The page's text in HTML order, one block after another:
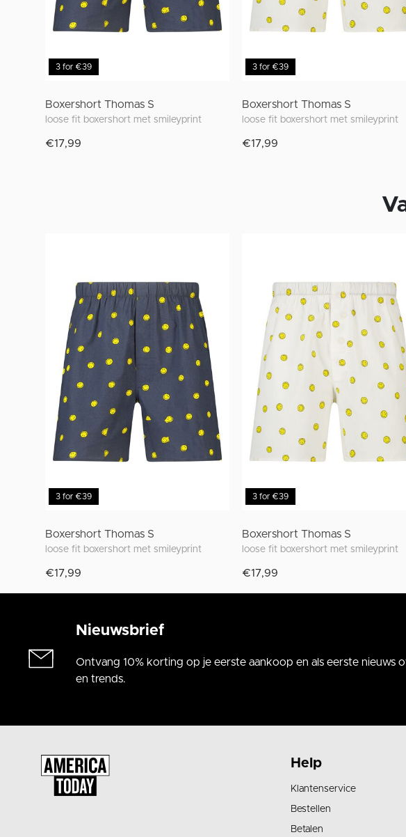
3 for €39
Boxershort Thomas S
loose fit boxershort met smileyprint
€17,99
3 for €39
Boxershort Thomas S
loose fit boxershort met smileyprint
€17,99
3 for €39
Boxershort Thomas S
loose fit boxershort met smileyprint
€17,99
3 for €39
Boxershort Thomas S
loose fit boxershort met smileyprint
€17,99
Nieuwsbrief
Ontvang 10% korting op je eerste aankoop en als eerste nieuws
en trends.
Help
Klantenservice
Bestellen
Betalen